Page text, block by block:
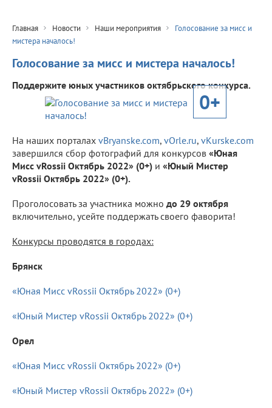
Главная Новости Наши мероприятия
Голосование за мисс и
мистера началось!
Голосование за мисс и мистера началось!
Поддержите юных участников октябрьского конкурса.
0+
На наших порталах vBryanske.com, vOrle.ru, vKurske.com
завершился сбор фотографий для конкурсов «Юная
Мисс vRossii Октябрь 2022» (0+) и «Юный Мистер
vRossii Октябрь 2022» (0+).
Проголосовать за участника можно до 29 октября
включительно, усейте поддержать своего фаворита!
Конкурсы проводятся в городах:
Брянск
«Юная Мисс vRossii Октябрь 2022» (0+)
«Юный Мистер vRossii Октябрь 2022» (0+)
Орел
«Юная Мисс vRossii Октябрь 2022» (0+)
«Юный Мистер vRossii Октябрь 2022» (0+)